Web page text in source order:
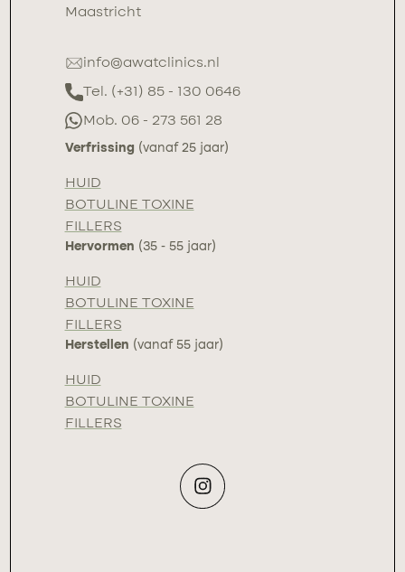
Maastricht
info@awatclinics.nl
Tel. (+31) 85 - 130 0646
Mob. 06 - 273 561 28
Verfrissing (vanaf 25 jaar)
HUID
BOTULINE TOXINE
FILLERS
Hervormen (35 - 55 jaar)
HUID
BOTULINE TOXINE
FILLERS
Herstellen (vanaf 55 jaar)
HUID
BOTULINE TOXINE
FILLERS